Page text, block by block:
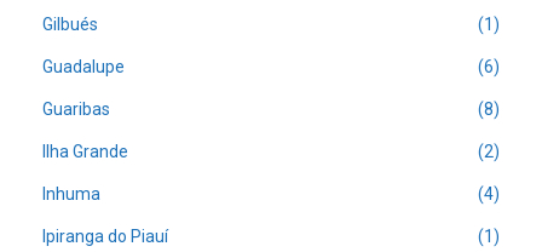
Gilbués (1)
Guadalupe (6)
Guaribas (8)
Ilha Grande (2)
Inhuma (4)
Ipiranga do Piauí (1)